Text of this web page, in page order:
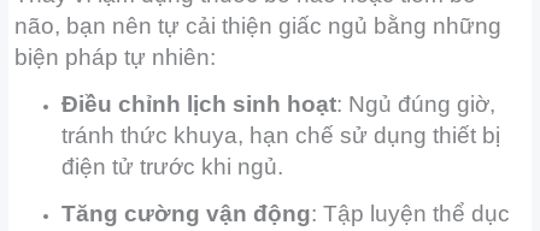
não, bạn nên tự cải thiện giấc ngủ bằng những
biện pháp tự nhiên:
Điều chỉnh lịch sinh hoạt: Ngủ đúng giờ,
tránh thức khuya, hạn chế sử dụng thiết bị
điện tử trước khi ngủ.
Tăng cường vận động: Tập luyện thể dục